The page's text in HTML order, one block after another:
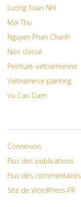
Luong Xuan Nhi
Mai Thu
Nguyen Phan Chanh
Non classé
Peinture vietnamienne
Vietnamese painting
Vu Cao Dam
Connexion
Flux des publications
Flux des commentaires
Site de WordPress-FR